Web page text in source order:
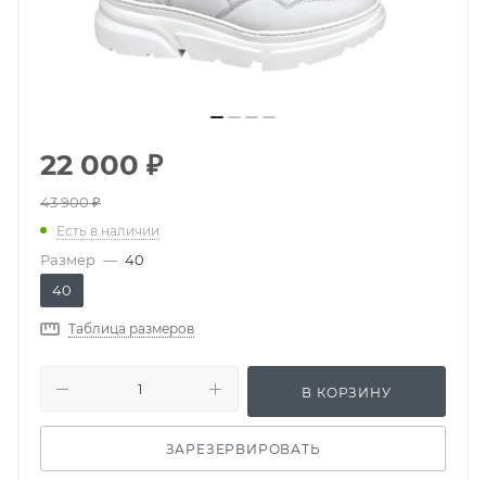
22 000 ₽
43 900₽
Есть в наличии
Размер — 40
40
Таблица размеров
В КОРЗИНУ
ЗАРЕЗЕРВИРОВАТЬ